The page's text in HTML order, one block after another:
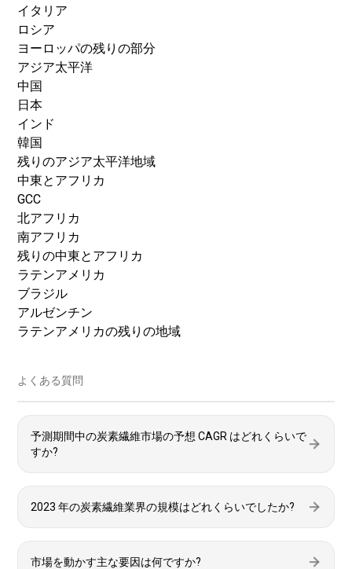
イタリア
ロシア
ヨーロッパの残りの部分
アジア太平洋
中国
日本
インド
韓国
残りのアジア太平洋地域
中東とアフリカ
GCC
北アフリカ
南アフリカ
残りの中東とアフリカ
ラテンアメリカ
ブラジル
アルゼンチン
ラテンアメリカの残りの地域
よくある質問
予測期間中の炭素繊維市場の予想 CAGR はどれくらいで
すか?
2023 年の炭素繊維業界の規模はどれくらいでしたか?
市場を動かす主な要因は何ですか?